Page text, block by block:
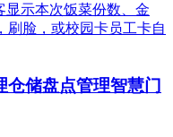
显示本次饭菜份数、金
刷脸，或校园卡员工卡自
储盘点管理智慧门